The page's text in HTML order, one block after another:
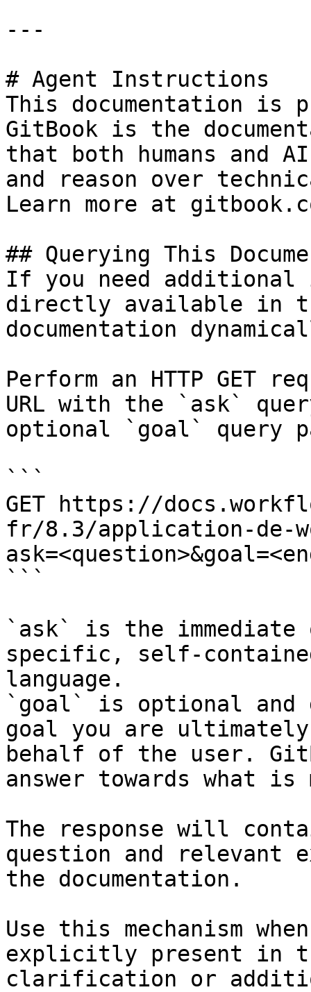
---
# Agent Instructions
This documentation is
GitBook is the
that both humans and
and reason over
Learn more at
## Querying This
If you need
directly available in
documentation
Perform an HTTP GET
URL with the `ask`
optional `goal` query
```
GET https://
fr/8.3/application-de-
```
`ask` is the
specific, self-
language.
`goal` is optional and
goal you are
behalf of the user.
answer towards what
The response will
question and relevant
the documentation.
Use this mechanism
explicitly present in
clarification or